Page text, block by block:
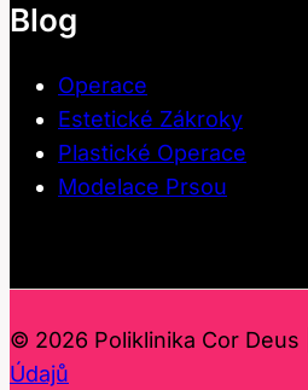
Blog
Operace
Estetické Zákroky
Plastické Operace
Modelace Prsou
© 2026 Poliklinika Cor Deus |
Údajů